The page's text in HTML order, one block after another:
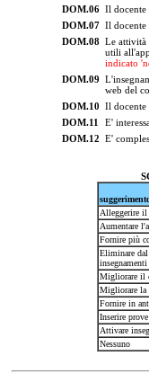
DOM.06 Il docente
DOM.07 Il docente
DOM.08 Le attività
utili
indicato
DOM.09
web del
DOM.10 Il docente
DOM.11
E'
DOM.12 E'
Alleggerire il
Aumentare
Fornire più
Eliminare
insegnamenti
Migliorare il
Migliorare la
Fornire in
Inserire
Attivare
Nessuno